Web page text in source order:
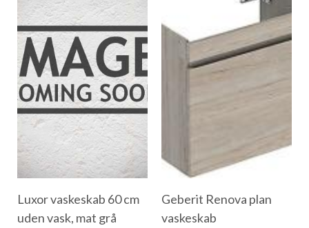
Luxor vaskeskab 60 cm
uden vask, mat grå
Geberit Renova plan
vaskeskab